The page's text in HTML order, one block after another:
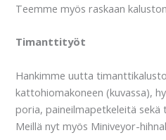
Teemme myös raskaan
Timanttityöt
Hankimme uutta
kattohiomakoneen (kuvassa),
poria, paineilmapetkeleitä sekä
Meillä nyt myös Miniveyor-